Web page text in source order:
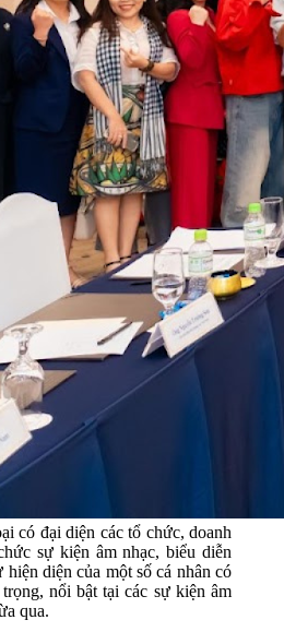
có đại diện các tổ chức, doanh
sự kiện âm nhạc, biểu diễn
hiện diện của một số cá nhân có
nổi bật tại các sự kiện âm
qua.